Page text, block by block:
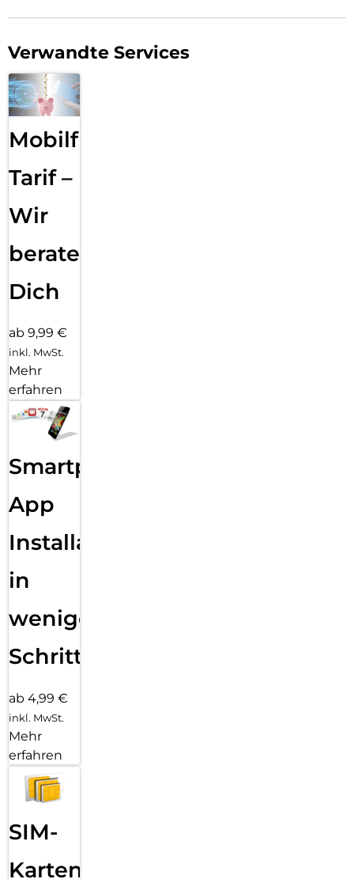
Verwandte Services
Mobilfunk
Tarif –
Wir
beraten
Dich
ab 9,99 €
inkl. MwSt.
Mehr
erfahren
Smartphone
App
Installation
in
wenigen
Schritten
ab 4,99 €
inkl. MwSt.
Mehr
erfahren
SIM-
Karten